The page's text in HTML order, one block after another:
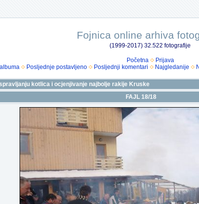
Fojnica online arhiva
(1999-2017) 32.522 fotografije
Početna
Prijava
Posljednje postavljeno Posljednji komentari Najgledanije
kotlica i ocjenjivanje najbolje rakije Kruske
FAJL 18/18